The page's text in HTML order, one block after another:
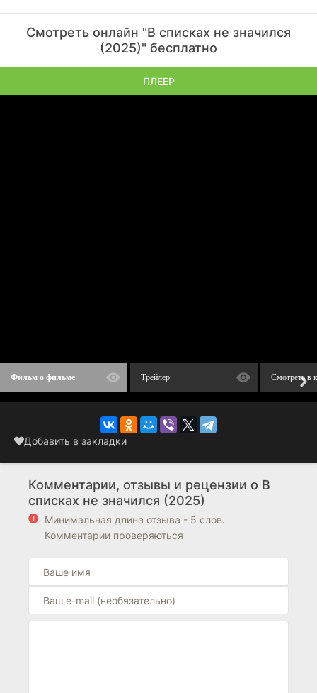
Смотреть онлайн "В списках не значился
(2025)" бесплатно
ПЛЕЕР
Фильм о фильме Трейлер Смотреть в
Добавить в закладки
Комментарии, отзывы и рецензии о В
списках не значился (2025)
Минимальная длина отзыва - 5 слов.
Комментарии проверяються